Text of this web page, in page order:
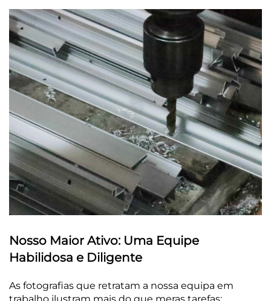
Nosso Maior Ativo: Uma Equipe
Habilidosa e Diligente
As fotografias que retratam a nossa equipa em